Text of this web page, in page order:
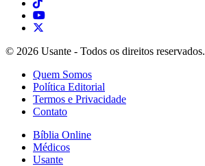
© 2026 Usante - Todos os direitos reservados.
Quem Somos
Política Editorial
Termos e Privacidade
Contato
Bíblia Online
Médicos
Usante